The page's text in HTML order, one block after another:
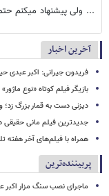
... ولی پیشنهاد میکنم
آخرین اخبار
فریدون جیرانی: اکبر عبدی
بازیگر فیلم کوتاه «نوع
دیزنی دست به قمار بزرگ
جدیدترین فیلم مانی حقیقی
همراه با فیلم‌های آخر هفته
پربیننده‌ترین
ماجرای نصب سنگ مزار